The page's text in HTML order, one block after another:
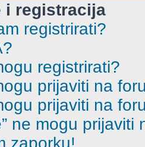
i registracija
registrirati?
registrirati?
prijaviti na
prijaviti na
ne mogu prijaviti
zaporku!